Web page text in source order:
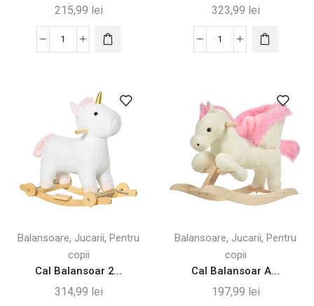
215,99 lei
Cantitate
pentru
Copii
18-
323,99 lei
Cantitate
copii
18-
36
luni,
Albastru
Balansoare, Jucarii, Pentru
copii
Cal Balansoar 2...
314,99 lei
Balansoare, Jucarii, Pentru
copii
Cal Balansoar A...
197,99 lei